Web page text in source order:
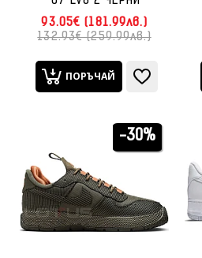
93.05€ (181.99лв.)
132.93€ (259.99лв.)
ПОРЪЧАЙ
-30%